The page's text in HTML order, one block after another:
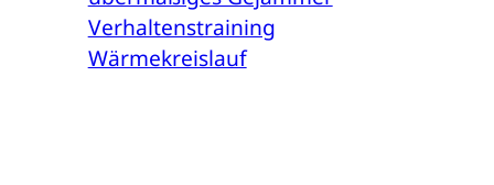
Verhaltenstraining
Wärmekreislauf